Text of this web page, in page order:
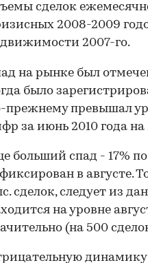
сделок
2008-2009
2007-го.
на рынке был
было
прежнему превышал
за июнь 2010 года на
больший спад - 17%
в августе.
сделок, следует из
на уровне
(на 500
динамику